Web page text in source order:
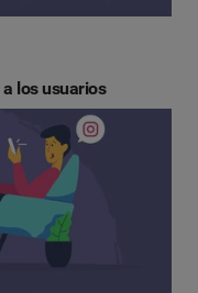
los usuarios